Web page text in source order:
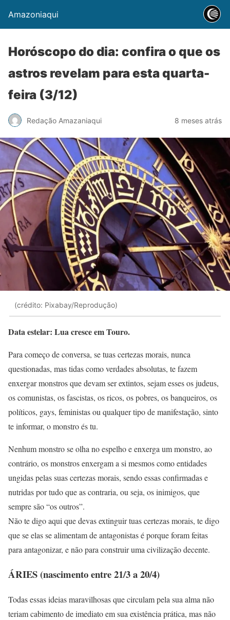
Amazoniaqui
Horóscopo do dia: confira o que os
astros revelam para esta quarta-
feira (3/12)
Redação Amazaniaqui 8 meses atrás
(crédito: Pixabay/Reprodução)
Data estelar: Lua cresce em Touro.
Para começo de conversa, se tuas certezas morais, nunca
questionadas, mas tidas como verdades absolutas, te fazem
enxergar monstros que devam ser extintos, sejam esses os judeus,
os comunistas, os fascistas, os ricos, os pobres, os banqueiros, os
políticos, gays, feministas ou qualquer tipo de manifestação, sinto
te informar, o monstro és tu.
Nenhum monstro se olha no espelho e enxerga um monstro, ao
contrário, os monstros enxergam a si mesmos como entidades
ungidas pelas suas certezas morais, sendo essas confirmadas e
nutridas por tudo que as contraria, ou seja, os inimigos, que
sempre são “os outros”.
Não te digo aqui que devas extinguir tuas certezas morais, te digo
que se elas se alimentam de antagonistas é porque foram feitas
para antagonizar, e não para construir uma civilização decente.
ÁRIES (nascimento entre 21/3 a 20/4)
Todas essas ideias maravilhosas que circulam pela sua alma não
teriam cabimento de imediato em sua existência prática, mas não